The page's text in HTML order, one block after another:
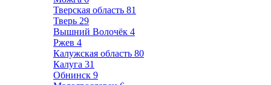
Тверская область 81
Тверь 29
Вышний Волочёк 4
Ржев 4
Калужская область 80
Калуга 31
Обнинск 9